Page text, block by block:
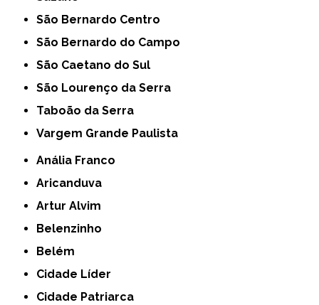
São Bernardo Centro
São Bernardo do Campo
São Caetano do Sul
São Lourenço da Serra
Taboão da Serra
Vargem Grande Paulista
Anália Franco
Aricanduva
Artur Alvim
Belenzinho
Belém
Cidade Líder
Cidade Patriarca